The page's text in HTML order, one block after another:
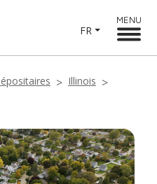
FR
MENU
Illinois